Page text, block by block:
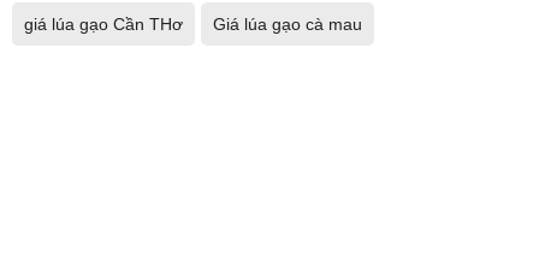
giá lúa gạo Cần THơ Giá lúa gạo cà mau